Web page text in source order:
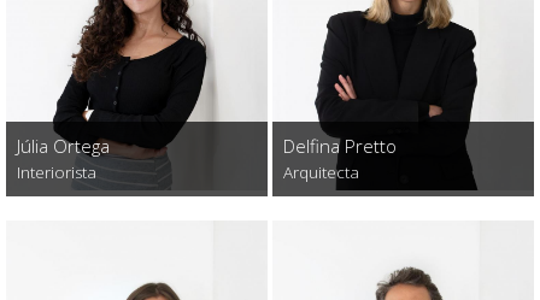
Júlia Ortega
Interiorista
Delfina Pretto
Arquitecta